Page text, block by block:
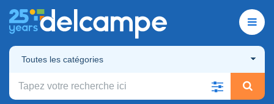
Toutes les catégories